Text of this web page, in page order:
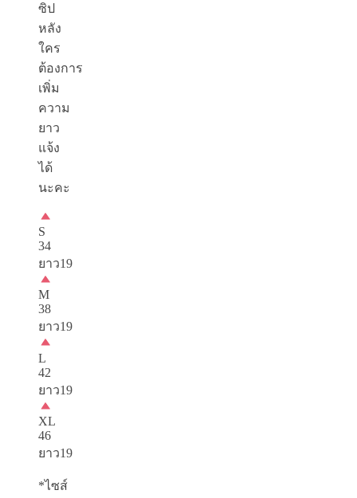
ซิป
หลัง
ใคร
ต้องการ
เพิ่ม
ความ
ยาว
แจ้ง
ได้
นะคะ
S
34
ยาว19
M
38
ยาว19
L
42
ยาว19
XL
46
ยาว19
*ไซส์